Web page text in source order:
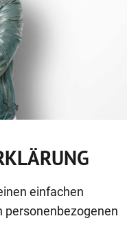
einfachen
personenbezogenen